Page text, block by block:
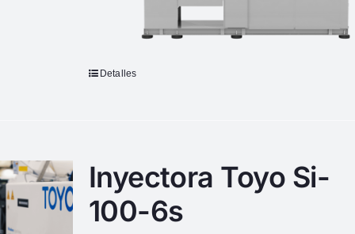
Detalles
Inyectora Toyo Si-
100-6s